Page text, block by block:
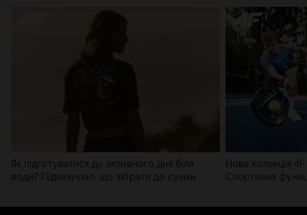
Як підготуватися до активного дня біля
води? Підказуємо, що зібрати до сумки
Нова колекція
Спортивна